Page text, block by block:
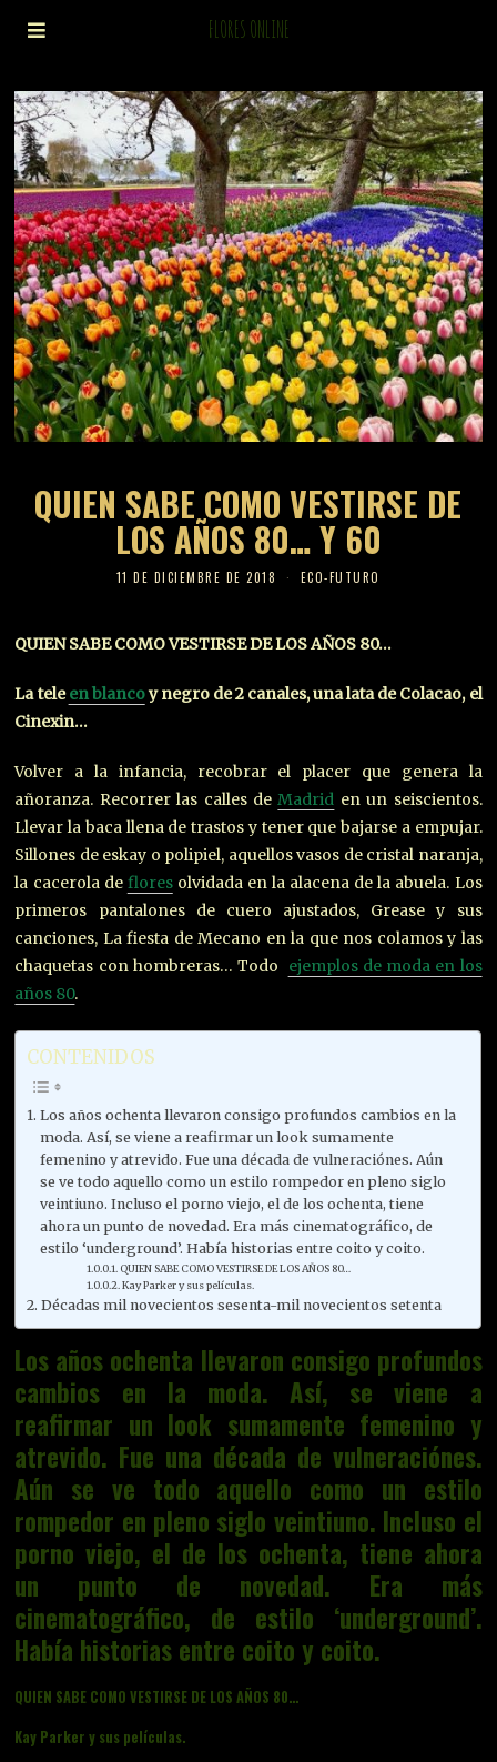
FLORES ONLINE
QUIEN SABE COMO VESTIRSE DE
LOS AÑOS 80… Y 60
11 DE DICIEMBRE DE 2018 ECO-FUTURO
QUIEN SABE COMO VESTIRSE DE LOS AÑOS 80…
La teleen blancoy negro de 2 canales, una lata de Colacao, el
Cinexin…
Volver a la infancia, recobrar el placer que genera la
añoranza. Recorrer las calles deMadrid en un seiscientos.
Llevar la baca llena de trastos y tener que bajarse a empujar.
Sillones de eskay o polipiel, aquellos vasos de cristal naranja,
la cacerola de floresolvidada en la alacena de la abuela. Los
primeros pantalones de cuero ajustados, Grease y sus
canciones, La fiesta de Mecano en la que nos colamos y las
chaquetas con hombreras… Todo ejemplos de moda en los
años 80.
CONTENIDOS
Los años ochenta llevaron consigo profundos cambios en la
moda. Así, se viene a reafirmar un look sumamente
femenino y atrevido. Fue una década de vulneraciónes. Aún
se ve todo aquello como un estilo rompedor en pleno siglo
veintiuno. Incluso el porno viejo, el de los ochenta, tiene
ahora un punto de novedad. Era más cinematográfico, de
estilo ‘underground’. Había historias entre coito y coito.
QUIEN SABE COMO VESTIRSE DE LOS AÑOS 80…
Kay Parker y sus películas.
Décadas mil novecientos sesenta-mil novecientos setenta
Los años ochenta llevaron consigo profundos
cambios en la moda. Así, se viene a
reafirmar un look sumamente femenino y
atrevido. Fue una década de vulneraciónes.
Aún se ve todo aquello como un estilo
rompedor en pleno siglo veintiuno. Incluso el
porno viejo, el de los ochenta, tiene ahora
un punto de novedad. Era más
cinematográfico, de estilo ‘underground’.
Había historias entre coito y coito.
QUIEN SABE COMO VESTIRSE DE LOS AÑOS 80…
Kay Parker y sus películas.